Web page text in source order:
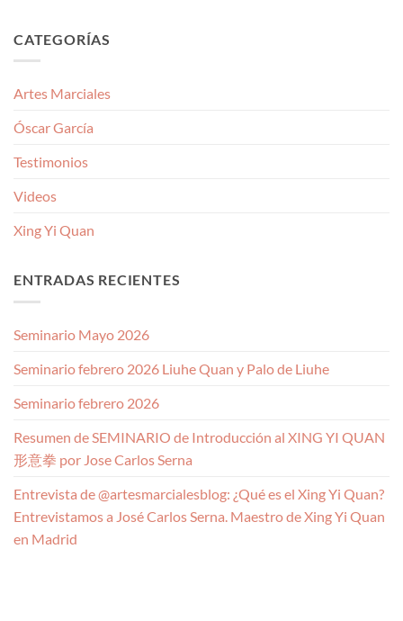
CATEGORÍAS
Artes Marciales
Óscar García
Testimonios
Videos
Xing Yi Quan
ENTRADAS RECIENTES
Seminario Mayo 2026
Seminario febrero 2026 Liuhe Quan y Palo de Liuhe
Seminario febrero 2026
Resumen de SEMINARIO de Introducción al XING YI QUAN
形意拳 por Jose Carlos Serna
Entrevista de @artesmarcialesblog: ¿Qué es el Xing Yi Quan?
Entrevistamos a José Carlos Serna. Maestro de Xing Yi Quan
en Madrid